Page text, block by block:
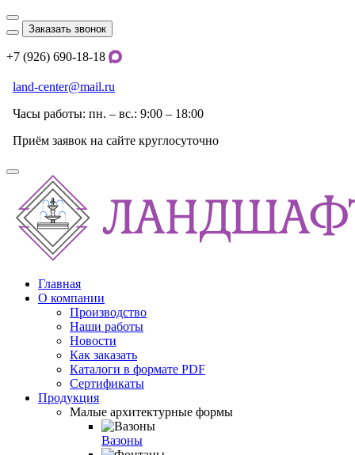
Заказать звонок
+7 (926) 690-18-18
land-center@mail.ru
Часы работы: пн. – вс.: 9:00 – 18:00
Приём заявок на сайте круглосуточно
Главная
О компании
Производство
Наши работы
Новости
Как заказать
Каталоги в формате PDF
Сертификаты
Продукция
Малые архитектурные формы
Вазоны